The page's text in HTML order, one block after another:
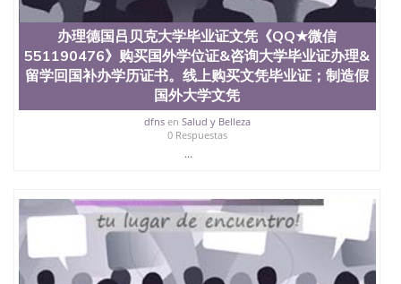
办理德国吕贝克大学毕业证文凭《QQ★微信
551190476》购买国外学位证&咨询大学毕业证办理&
留学回国补办学历证书。线上购买文凭毕业证；制造假
国外大学文凭
dfnsen Salud y Belleza
0 Respuestas
...